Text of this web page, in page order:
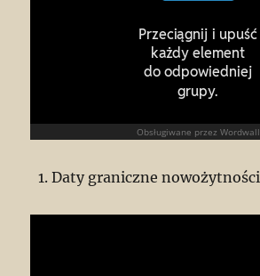
Daty graniczne nowożytności